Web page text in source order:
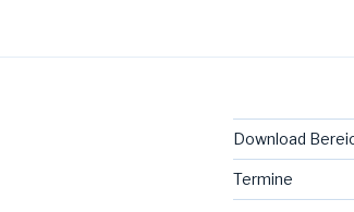
Download
Termine